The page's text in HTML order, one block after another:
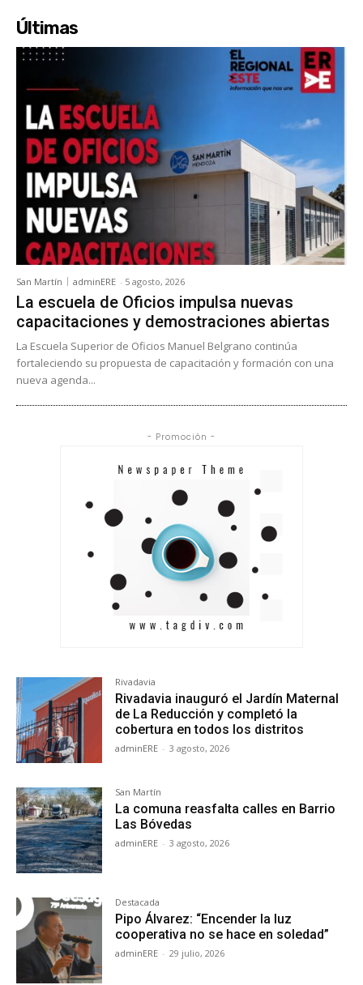
Últimas
San Martín adminERE - 5 agosto, 2026
La escuela de Oficios impulsa nuevas
capacitaciones y demostraciones abiertas
La Escuela Superior de Oficios Manuel Belgrano continúa
fortaleciendo su propuesta de capacitación y formación con una
nueva agenda...
- Promoción -
Rivadavia
Rivadavia inauguró el Jardín Maternal
de La Reducción y completó la
cobertura en todos los distritos
adminERE - 3 agosto, 2026
San Martín
La comuna reasfalta calles en Barrio
Las Bóvedas
adminERE - 3 agosto, 2026
Destacada
Pipo Álvarez: “Encender la luz
cooperativa no se hace en soledad”
adminERE - 29 julio, 2026